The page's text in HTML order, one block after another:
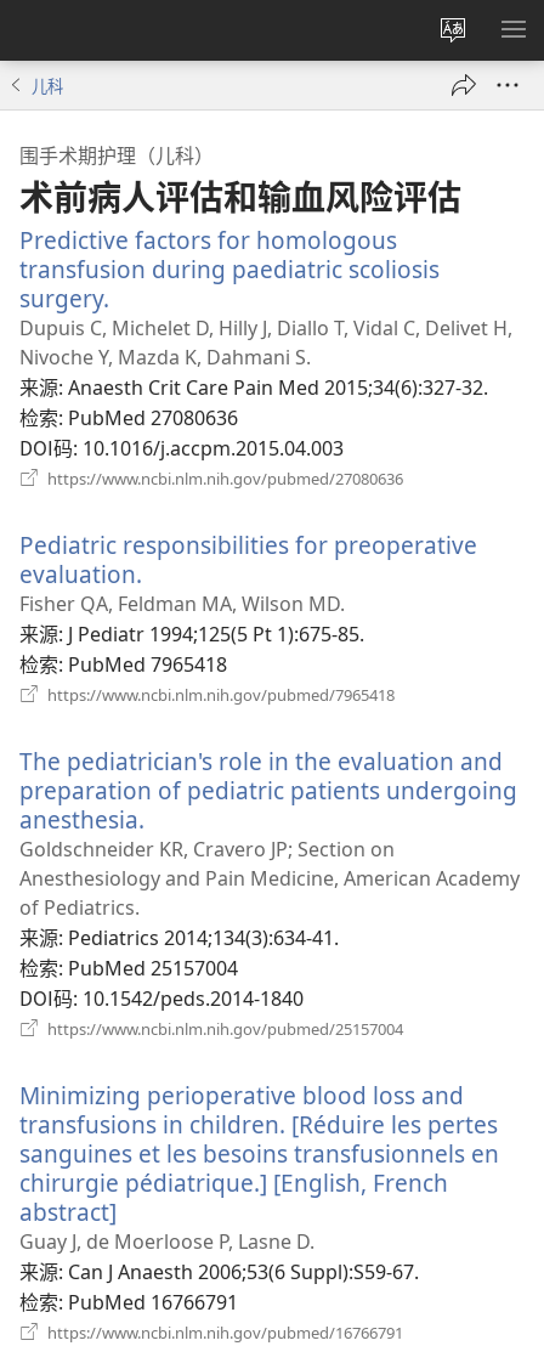
更
改
网
言
显
儿科
围手术期护理（儿科）
术前病人评估和输血风险评估
Predictive factors for homologous
transfusion during paediatric scoliosis
surgery.
开
新
窗
口）
Dupuis C, Michelet D, Hilly J, Diallo T, Vidal C, Delivet H,
Nivoche Y, Mazda K, Dahmani S.
来源‎: Anaesth Crit Care Pain Med 2015;34(6):327-32.
检索‎: PubMed 27080636
DOI码‎: 10.1016/j.accpm.2015.04.003
https://www.ncbi.nlm.nih.gov/pubmed/27080636
窗
Pediatric responsibilities for preoperative
evaluation.
开
新
窗
口）
Fisher QA, Feldman MA, Wilson MD.
来源‎: J Pediatr 1994;125(5 Pt 1):675-85.
检索‎: PubMed 7965418
https://www.ncbi.nlm.nih.gov/pubmed/7965418
窗
口）
The pediatrician's role in the evaluation and
preparation of pediatric patients undergoing
anesthesia.
开
新
口）
Goldschneider KR, Cravero JP; Section on
Anesthesiology and Pain Medicine, American Academy
of Pediatrics.
来源‎: Pediatrics 2014;134(3):634-41.
检索‎: PubMed 25157004
DOI码‎: 10.1542/peds.2014-1840
https://www.ncbi.nlm.nih.gov/pubmed/25157004
窗
口）
Minimizing perioperative blood loss and
transfusions in children. [Réduire les pertes
sanguines et les besoins transfusionnels en
chirurgie pédiatrique.] [English, French
abstract]
开
新
窗
口）
Guay J, de Moerloose P, Lasne D.
来源‎: Can J Anaesth 2006;53(6 Suppl):S59-67.
检索‎: PubMed 16766791
https://www.ncbi.nlm.nih.gov/pubmed/16766791